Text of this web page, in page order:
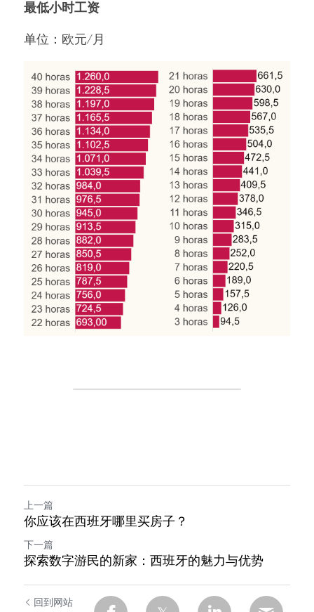
最低小时工资
单位：欧元/月
上一篇
你应该在西班牙哪里买房子？
下一篇
探索数字游民的新家：西班牙的魅力与优势
回到网站